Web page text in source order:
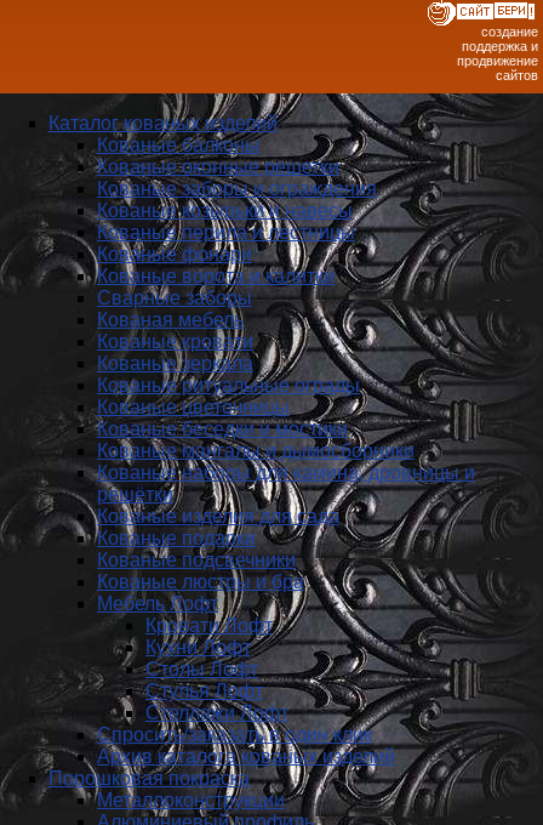
создание
поддержка и
продвижение
сайтов
Каталог кованых изделий
Кованые балконы
Кованые оконные решетки
Кованые заборы и ог­ражде­ния
Кованые козырьки и навесы
Кованые перила и лестницы
Кованые фонари
Кованые ворота и калитки
Сварные заборы
Кованая мебель
Кованые кровати
Кованые зеркала
Кованые ритуальные ограды
Кованые цветочницы
Кованые беседки и мостики
Кованые мангалы и дымосборники
Кованые наборы для камина, дровницы и
решётки
Кованые изделия для сада
Кованые подарки
Кованые подсвечники
Кованые люстры и бра
Мебель Лофт
Кровати Лофт
Кухни Лофт
Столы Лофт
Стулья Лофт
Стеллажи Лофт
Спросить/заказать в один клик
Архив каталога кованых изделий
Порошковая покраска
Металлоконструкции